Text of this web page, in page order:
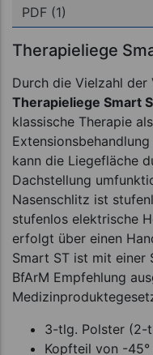
PDF (1)
Therapieliege
Durch die Vielzahl
Therapieliege Smart
klassische Therapie
kann die Liegefläche
Dachstellung
Nasenschlitz ist
stufenlos elektrische
erfolgt über einen
Smart ST ist mit einer
BfArM Empfehlung
3-tlg. Polster (2-
Kopfteil von -